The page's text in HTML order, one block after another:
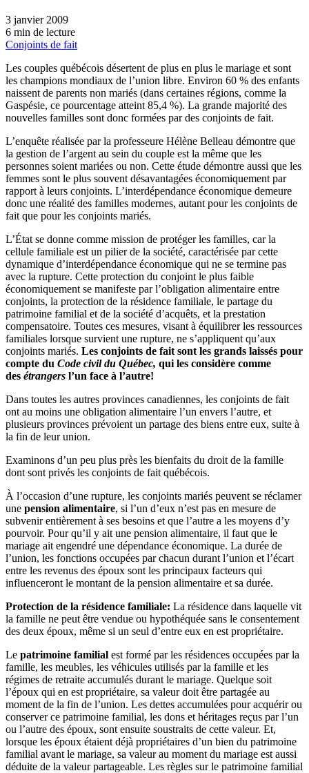
3 janvier 2009
6 min de lecture
Conjoints de fait
Les couples québécois désertent de plus en plus le mariage et sont
les champions mondiaux de l’union libre. Environ 60 % des enfants
naissent de parents non mariés (dans certaines régions, comme la
Gaspésie, ce pourcentage atteint 85,4 %). La grande majorité des
nouvelles familles sont donc formées par des conjoints de fait.
L’enquête réalisée par la professeure Hélène Belleau démontre que
la gestion de l’argent au sein du couple est la même que les
personnes soient mariées ou non. Cette étude démontre aussi que les
femmes sont le plus souvent désavantagées économiquement par
rapport à leurs conjoints. L’interdépendance économique demeure
donc une réalité des familles modernes, autant pour les conjoints de
fait que pour les conjoints mariés.
L’État se donne comme mission de protéger les familles, car la
cellule familiale est un pilier de la société, caractérisée par cette
dynamique d’interdépendance économique qui ne se termine pas
avec la rupture. Cette protection du conjoint le plus faible
économiquement se manifeste par l’obligation alimentaire entre
conjoints, la protection de la résidence familiale, le partage du
patrimoine familial et de la société d’acquêts, et la prestation
compensatoire. Toutes ces mesures, visant à équilibrer les ressources
familiales lorsque survient une rupture, ne s’appliquent qu’aux
conjoints mariés. Les conjoints de fait sont les grands laissés pour
compte du Code civil du Québec, qui les considère comme
des étrangers l’un face à l’autre!
Dans toutes les autres provinces canadiennes, les conjoints de fait
ont au moins une obligation alimentaire l’un envers l’autre, et
plusieurs provinces prévoient un partage des biens entre eux, suite à
la fin de leur union.
Examinons d’un peu plus près les bienfaits du droit de la famille
dont sont privés les conjoints de fait québécois.
À l’occasion d’une rupture, les conjoints mariés peuvent se réclamer
une pension alimentaire, si l’un d’eux n’est pas en mesure de
subvenir entièrement à ses besoins et que l’autre a les moyens d’y
pourvoir. Pour qu’il y ait une pension alimentaire, il faut que le
mariage ait engendré une dépendance économique. La durée de
l’union, les fonctions occupées par chacun durant l’union et l’écart
entre les revenus des époux sont les principaux facteurs qui
influenceront le montant de la pension alimentaire et sa durée.
Protection de la résidence familiale: La résidence dans laquelle vit
la famille ne peut être vendue ou hypothéquée sans le consentement
des deux époux, même si un seul d’entre eux en est propriétaire.
Le patrimoine familial est formé par les résidences occupées par la
famille, les meubles, les véhicules utilisés par la famille et les
régimes de retraite accumulés durant le mariage. Quelque soit
l’époux qui en est propriétaire, sa valeur doit être partagée au
moment de la fin de l’union. Les dettes accumulées pour acquérir ou
conserver ce patrimoine familial, les dons et héritages reçus par l’un
ou l’autre des époux, sont ensuite soustraits de cette valeur. Et,
lorsque les époux étaient déjà propriétaires d’un bien du patrimoine
familial avant le mariage, sa valeur au moment du mariage est aussi
déduite de la valeur partageable. Les règles sur le patrimoine familial